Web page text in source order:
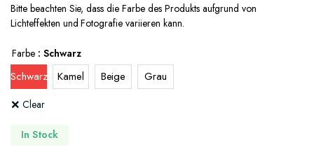
Bitte beachten Sie, dass die Farbe des Produkts aufgrund von
Lichteffekten und Fotografie variieren kann.
Farbe : Schwarz
Schwarz Kamel Beige Grau
Clear
In Stock